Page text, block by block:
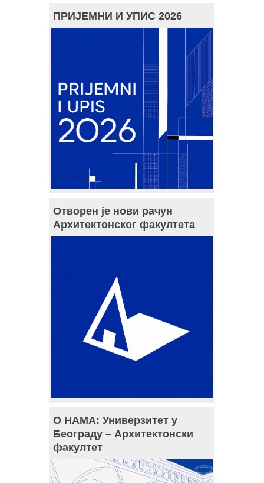
ПРИЈЕМНИ И УПИС 2026
Отворен је нови рачун
Архитектонског факултета
О НАМА: Универзитет у
Београду – Архитектонски
факултет